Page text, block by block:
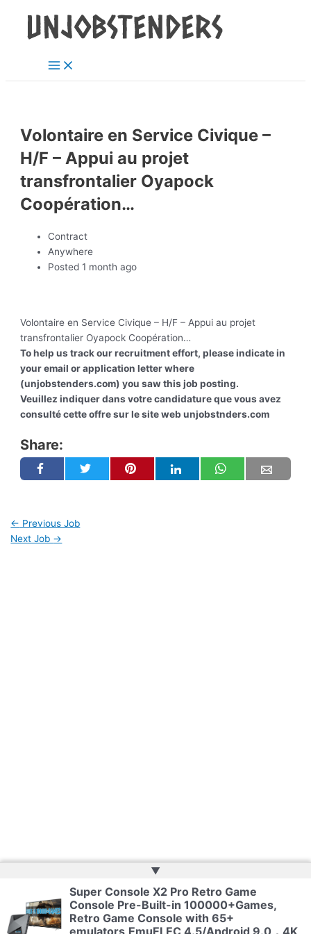
content
Menu
Volontaire en Service Civique –
H/F – Appui au projet
transfrontalier Oyapock
Coopération…
Contract
Anywhere
Posted 1 month ago
Volontaire en Service Civique – H/F – Appui au projet
transfrontalier Oyapock Coopération…
To help us track our recruitment effort, please indicate in
your email or application letter where
(unjobstenders.com) you saw this job posting.
Veuillez indiquer dans votre candidature que vous avez
consulté cette offre sur le site web unjobstnders.com
Share:
navigation
← Previous Job
Next Job →
Copyright © 2026 | Website byWeb Doktoru
▲
Super Console X2 Pro Retro Game
Console Pre-Built-in 100000+Games,
Retro Game Console with 65+
emulators,EmuELEC 4.5/Android 9.0，4K